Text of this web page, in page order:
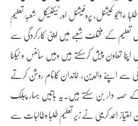
ءایجو کیشنل، پروفیشنل اور ٹیکنیکل شعبۂ تعلیم
تعلیم کے مختلف شعبے میں اپنی کارکردگی سے
تعاون پیش کرسکتے ہیں وہیں سائنس و ٹیکنا
سے اپنے والدین، خاندان کانام روشن کرتے
دار بن سکتے ہیں۔یہ باتیں بہار پبلک
احمد کریمی نے زیر تعلیم طلبا وطالبات سے